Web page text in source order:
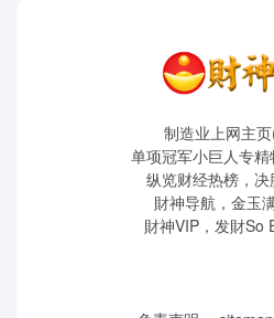
制造业上网主
单项冠军小巨人专
纵览财经热榜，
財神导航，金玉
財神VIP，发財So